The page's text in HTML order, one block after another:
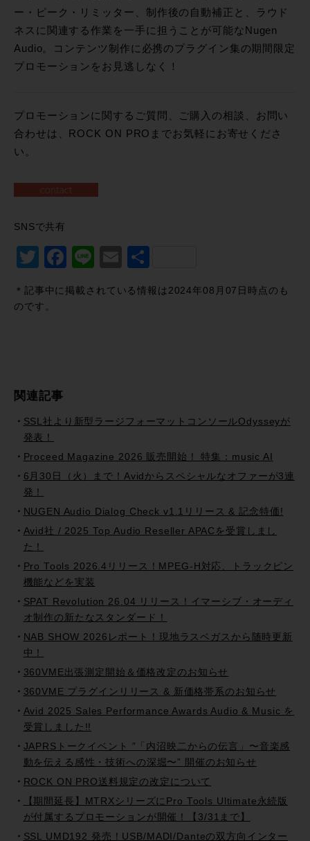
ー・ピーク・リミッター、制作後の自動補正と、ラウド
ネスに関連する作業を一手に担うことが可能なNugen
Audio。コンテンツ制作に必携のプラグイン集の期間限定
プロモーションをお見逃しなく！
プロモーションに関するご質問、ご購入の相談、お問い
合わせは、ROCK ON PROまでお気軽にお寄せくださ
い。
SNSで共有
Twitter
Facebook
LineEmail
＊記事中に掲載されている情報は2024年08月07日時点のも
のです。
関連記事
SSL社より新型ラージフォーマットコンソールOdysseyが
発表！
Proceed Magazine 2026 販売開始！ 特集：music AI
6月30日（火）まで！Avidからスペシャルなオファーが3連
発！
NUGEN Audio Dialog Check v1.1リリース & 記念特価!
Avid社 / 2025 Top Audio Reseller APACを受賞しまし
た！
Pro Tools 2026.4リリース！MPEG-H対応、トラックピン
機能などを実装
SPAT Revolution 26.04 リリース！イマーシブ・オーディ
オ制作の新たなスタンダード！
NAB SHOW 2026レポート！現地ラスベガスから随時更新
中！
360VME出張測定開始＆価格改定のお知らせ
360VME プラグインリリース & 新価格帯系のお知らせ
Avid 2025 Sales Performance Awards Audio & Music を
受賞しました!!
JAPRSトークイベント ”「内沼映二からの伝言」〜音楽感
動を伝える感性・技術への深堀〜” 開催のお知らせ
ROCK ON PRO送料規定の改定について
【期間延長】MTRXシリーズにPro Tools Ultimate永続版
が付属するプロモーションが開催！【3/31まで】
SSL UMD192 発売！USB/MADI/Danteの双方向インター